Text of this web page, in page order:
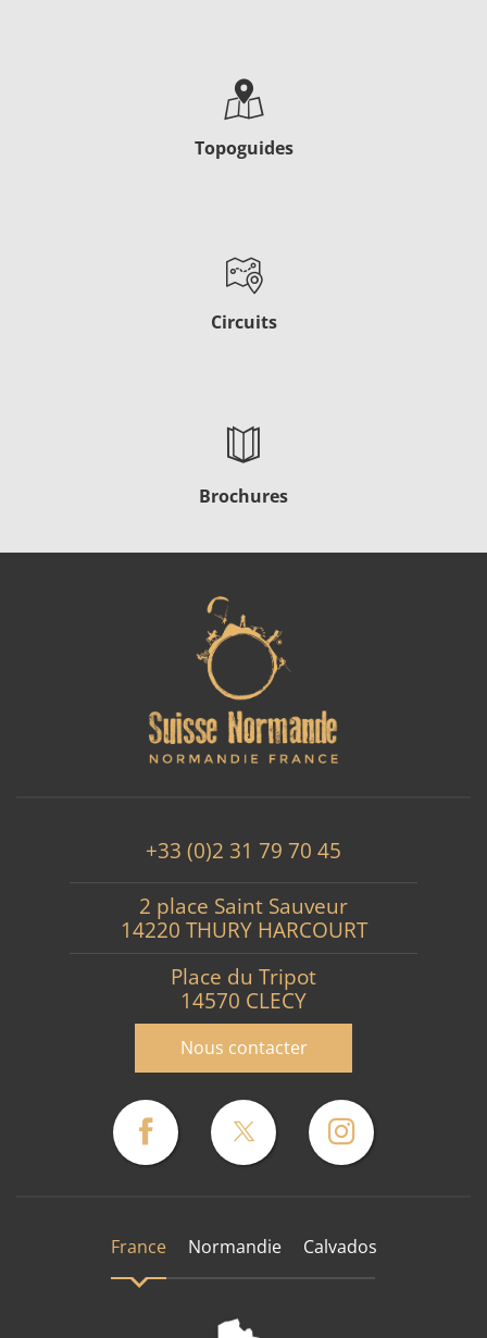
Topoguides
Circuits
Brochures
+33 (0)2 31 79 70 45
2 place Saint Sauveur
14220 THURY HARCOURT
Place du Tripot
14570 CLECY
Nous contacter
France Normandie Calvados